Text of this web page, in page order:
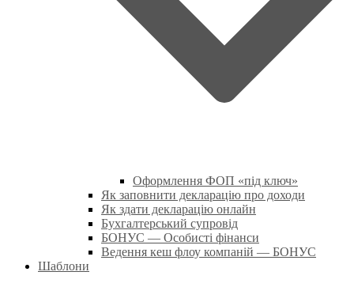
Оформлення ФОП «під ключ»
Як заповнити декларацію про доходи
Як здати декларацію онлайн
Бухгалтерський супровід
БОНУС — Особисті фінанси
Ведення кеш флоу компаній — БОНУС
Шаблони